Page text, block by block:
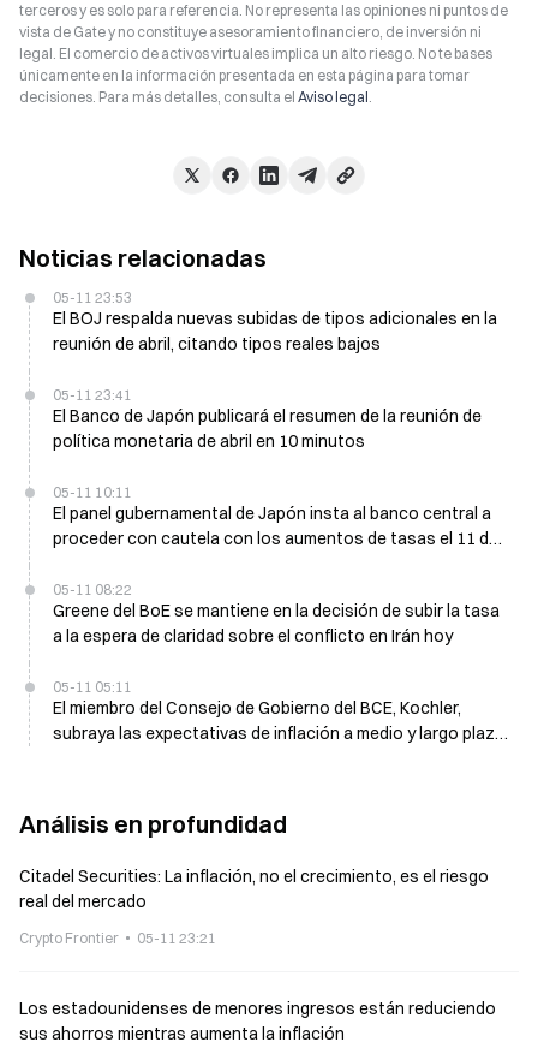
terceros y es solo para referencia. No representa las opiniones ni puntos de
vista de Gate y no constituye asesoramiento financiero, de inversión ni
legal. El comercio de activos virtuales implica un alto riesgo. No te bases
únicamente en la información presentada en esta página para tomar
decisiones. Para más detalles, consulta el Aviso legal.
Noticias relacionadas
05-11 23:53
El BOJ respalda nuevas subidas de tipos adicionales en la
reunión de abril, citando tipos reales bajos
05-11 23:41
El Banco de Japón publicará el resumen de la reunión de
política monetaria de abril en 10 minutos
05-11 10:11
El panel gubernamental de Japón insta al banco central a
proceder con cautela con los aumentos de tasas el 11 de
05-11 08:22
Greene del BoE se mantiene en la decisión de subir la tasa
a la espera de claridad sobre el conflicto en Irán hoy
05-11 05:11
El miembro del Consejo de Gobierno del BCE, Kochler,
subraya las expectativas de inflación a medio y largo plazo
Análisis en profundidad
Citadel Securities: La inflación, no el crecimiento, es el riesgo
real del mercado
Crypto Frontier 05-11 23:21
Los estadounidenses de menores ingresos están reduciendo
sus ahorros mientras aumenta la inflación